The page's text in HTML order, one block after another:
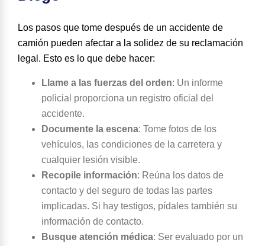
Los pasos que tome después de un accidente de
camión pueden afectar a la solidez de su reclamación
legal. Esto es lo que debe hacer:
Llame a las fuerzas del orden: Un informe
policial proporciona un registro oficial del
accidente.
Documente la escena: Tome fotos de los
vehículos, las condiciones de la carretera y
cualquier lesión visible.
Recopile información: Reúna los datos de
contacto y del seguro de todas las partes
implicadas. Si hay testigos, pídales también su
información de contacto.
Busque atención médica: Ser evaluado por un